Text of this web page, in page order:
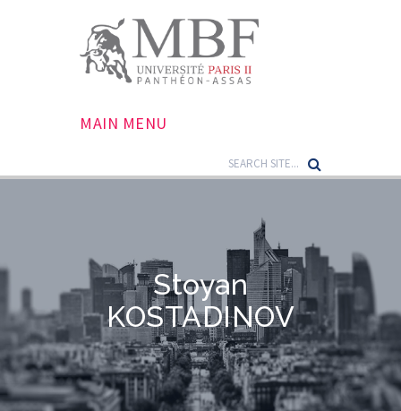
MAIN MENU
Stoyan
KOSTADINOV